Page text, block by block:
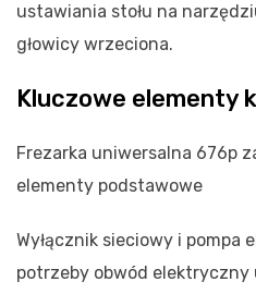
ustawiania stołu na
głowicy wrzeciona.
Kluczowe elementy
Frezarka uniwersalna 676p
elementy podstawowe
Wyłącznik sieciowy i pompa
potrzeby obwód elektryczny